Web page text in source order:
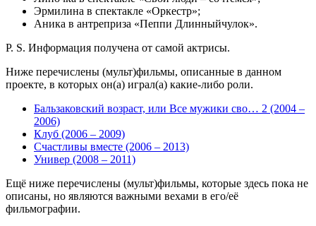
Эрмилина в спектакле «Оркестр»;
Аника в антреприза «Пеппи Длинныйчулок».
P. S. Информация получена от самой актрисы.
Ниже перечислены (мульт)фильмы, описанные в данном
проекте, в которых он(а) играл(а) какие-либо роли.
Бальзаковский возраст, или Все мужики сво… 2 (2004 –
2006)
Клуб (2006 – 2009)
Счастливы вместе (2006 – 2013)
Универ (2008 – 2011)
Ещё ниже перечислены (мульт)фильмы, которые здесь пока не
описаны, но являются важными вехами в его/её
фильмографии.